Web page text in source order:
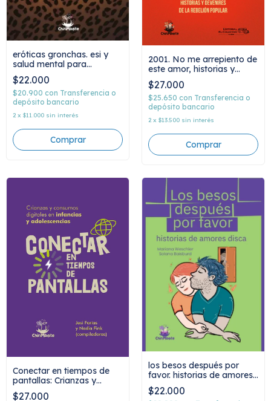
eróticas gronchas. esi y
salud mental para
personas adultas, clara
attardo
$22.000
$20.900 con Transferencia o
depósito bancario
2 x $11.000 sin interés
2001. No me arrepiento de
este amor, historias y
devenires de la rebelión
popular, Florencia
Vespigani
$27.000
$25.650 con Transferencia o
depósito bancario
2 x $13.500 sin interés
Conectar en tiempos de
pantallas: Crianzas y
consumos digitales en
$27.000
los besos después por
favor. historias de amores
disca, mariana weschler y
solana baisburd
$22.000